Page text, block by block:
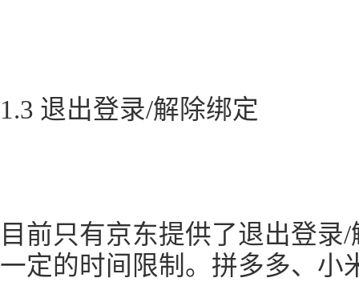
1.3 退出登录/解除绑定
目前只有京东提供了退出登录
一定的时间限制。拼多多、小